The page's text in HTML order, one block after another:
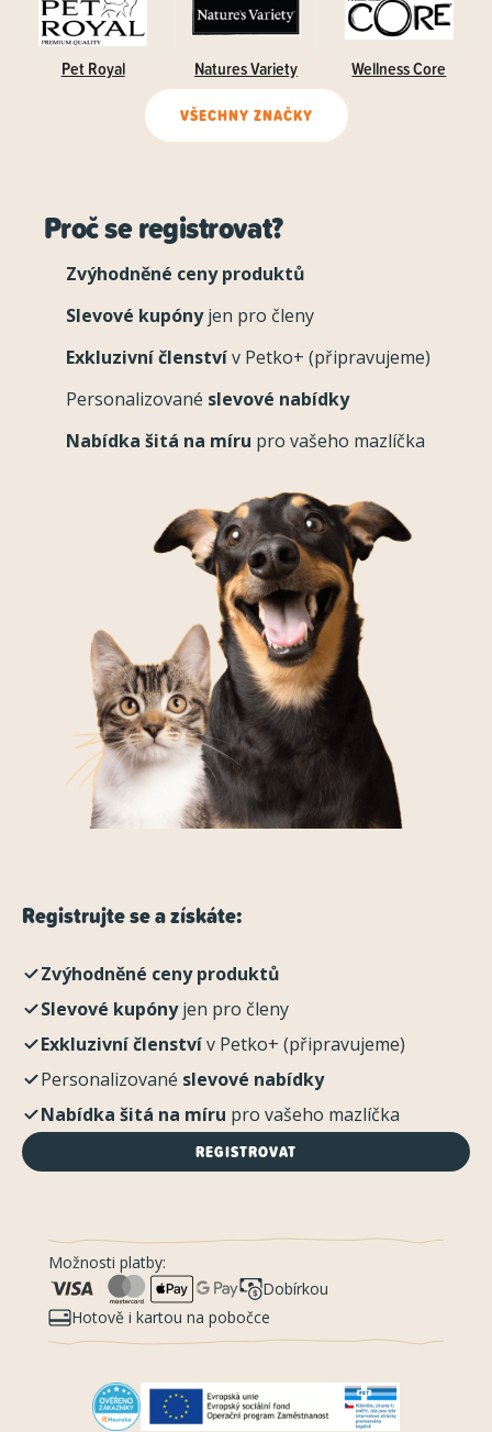
Pet Royal Natures Variety Wellness Core
VŠECHNY ZNAČKY
Proč se registrovat?
Zvýhodněné ceny produktů
Slevové kupónyjen pro členy
Exkluzivní členstvív Petko+ (připravujeme)
Personalizované slevové nabídky
Nabídka šitá na míru pro vašeho mazlíčka
Registrujte se a získáte:
Zvýhodněné ceny produktů
Slevové kupónyjen pro členy
Exkluzivní členstvív Petko+ (připravujeme)
Personalizované slevové nabídky
Nabídka šitá na míru pro vašeho mazlíčka
REGISTROVAT
Možnosti platby:
Dobírkou
Hotově i kartou na pobočce